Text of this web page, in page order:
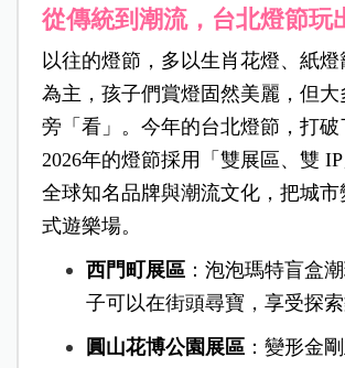
從傳統到潮流，台北燈節玩
以往的燈節，多以生肖花燈、紙
為主，孩子們賞燈固然美麗，但大
旁「看」。今年的台北燈節，打破
2026年的燈節採用「雙展區、雙
全球知名品牌與潮流文化，把城市
式遊樂場。
西門町展區：泡泡瑪特盲盒
子可以在街頭尋寶，享受探索
圓山花博公園展區：變形金